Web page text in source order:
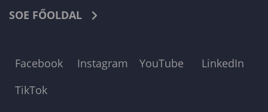
SOE FŐOLDAL
Facebook Instagram YouTube
LinkedIn
TikTok